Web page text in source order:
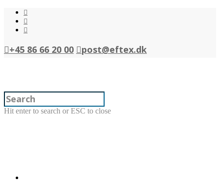
+45 86 66 20 00 post@eftex.dk
Hit enter to search or ESC to close